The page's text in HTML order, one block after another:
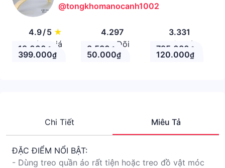
@tongkhomanocanh1002
4.9/5 ★
Đánh giá
4.297
Theo Dõi
3.331
Nhận xét
19.000 ₫ 3.530 ₫ 795.080 ₫
399.000₫ 50.000₫ 120.000₫
Chi Tiết Miêu Tả
ĐẶC ĐIỂM NỔI BẬT:
- Dùng treo quần áo rất tiện hoặc treo đồ vật móc